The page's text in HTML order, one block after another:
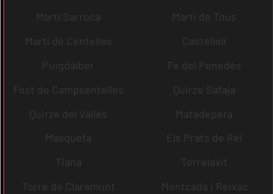
Martí Sarroca
Martí de Tous
Martí de Centelles
Castellolí
Puigdàlber
Fe del Penedès
Fost de Campsentelles
Quirze Safaja
Quirze del Vallès
Matadepera
Masquefa
Els Prats de Rei
Tiana
Torrelavit
Torre de Claramunt
Montcada i Reixac